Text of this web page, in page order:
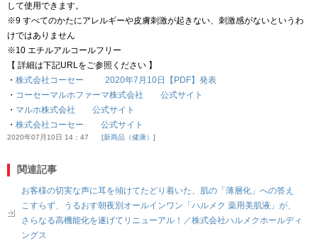
して使用できます。
※9 すべてのかたにアレルギーや皮膚刺激が起きない、刺激感がないというわ
けではありません
※10 エチルアルコールフリー
【 詳細は下記URLをご参照ください 】
・ 株式会社コーセー 2020年7月10日【PDF】発表
・ コーセーマルホファーマ株式会社 公式サイト
・ マルホ株式会社 公式サイト
・ 株式会社コーセー 公式サイト
2020年07月10日 14：47 新商品（健康）
関連記事
お客様の切実な声に耳を傾けてたどり着いた、肌の「薄層化」への答え
こすらず、うるおす朝夜別オールインワン「ハルメク 薬用美肌液」が、
さらなる高機能化を遂げてリニューアル！／株式会社ハルメクホールディ
ングス